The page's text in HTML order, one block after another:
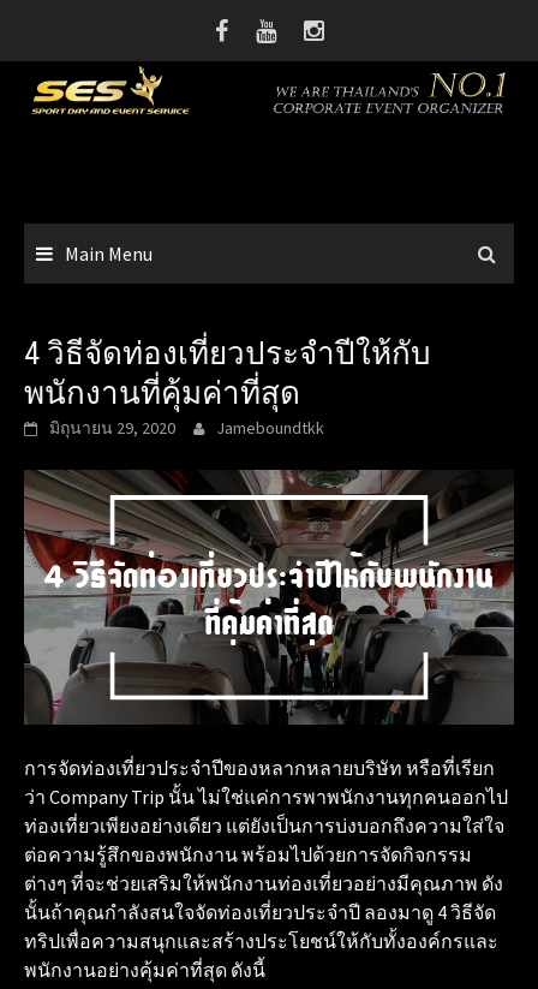
Main Menu
4 วิธีจัดท่องเที่ยวประจำปีให้กับ
พนักงานที่คุ้มค่าที่สุด
มิถุนายน 29, 2020 Jameboundtkk
การจัดท่องเที่ยวประจำปีของหลากหลายบริษัท หรือที่เรียก
ว่า Company Trip นั้น ไม่ใช่แค่การพาพนักงานทุกคนออกไป
ท่องเที่ยวเพียงอย่างเดียว แต่ยังเป็นการบ่งบอกถึงความใส่ใจ
ต่อความรู้สึกของพนักงาน พร้อมไปด้วยการจัดกิจกรรม
ต่างๆ ที่จะช่วยเสริมให้พนักงานท่องเที่ยวอย่างมีคุณภาพ ดัง
นั้นถ้าคุณกำลังสนใจจัดท่องเที่ยวประจำปี ลองมาดู 4 วิธีจัด
ทริปเพื่อความสนุกและสร้างประโยชน์ให้กับทั้งองค์กรและ
พนักงานอย่างคุ้มค่าที่สุด ดังนี้